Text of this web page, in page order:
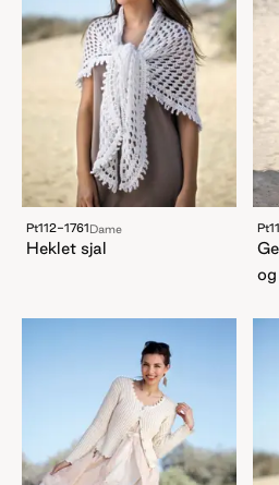
Pt112-1761Dame
Heklet sjal